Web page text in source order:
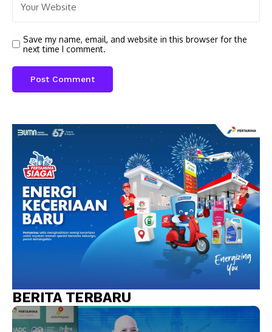
Save my name, email, and website in this browser for the
next time I comment.
BERITA TERBARU